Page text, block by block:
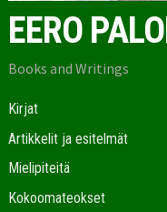
EERO
Books and Writings
Kirjat
Artikkelit ja esitelmät
Mielipiteitä
Kokoomateokset